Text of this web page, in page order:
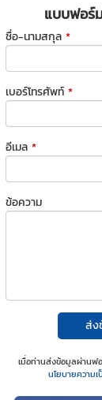
แบบฟอร์
ชื่อ-นามสกุล *
เบอร์โทรศัพท์ *
อีเมล *
ข้อความ
ส่ง
เมื่อท่านส่งข้อมูลผ่านฟ
นโยบายความ